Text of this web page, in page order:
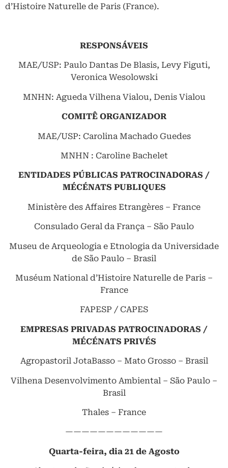
d’Histoire Naturelle de Paris (France).
RESPONSÁVEIS
MAE/USP: Paulo Dantas De Blasis, Levy Figuti,
Veronica Wesolowski
MNHN: Agueda Vilhena Vialou, Denis Vialou
COMITÊ ORGANIZADOR
MAE/USP: Carolina Machado Guedes
MNHN : Caroline Bachelet
ENTIDADES PÚBLICAS PATROCINADORAS /
MÉCÉNATS PUBLIQUES
Ministère des Affaires Etrangères – France
Consulado Geral da França – São Paulo
Museu de Arqueologia e Etnologia da Universidade
de São Paulo – Brasil
Muséum National d’Histoire Naturelle de Paris –
France
FAPESP / CAPES
EMPRESAS PRIVADAS PATROCINADORAS /
MÉCÉNATS PRIVÉS
Agropastoril JotaBasso – Mato Grosso – Brasil
Vilhena Desenvolvimento Ambiental – São Paulo –
Brasil
Thales – France
————————————
Quarta-feira, dia 21 de Agosto